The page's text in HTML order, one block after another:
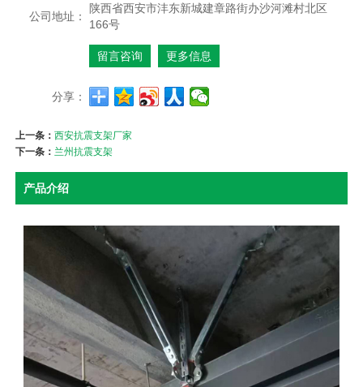
公司地址：
陕西省西安市沣东新城建章路街办沙河滩村北区
166号
留言咨询 更多信息
分享：
上一条：西安抗震支架厂家
下一条： 兰州抗震支架
产品介绍